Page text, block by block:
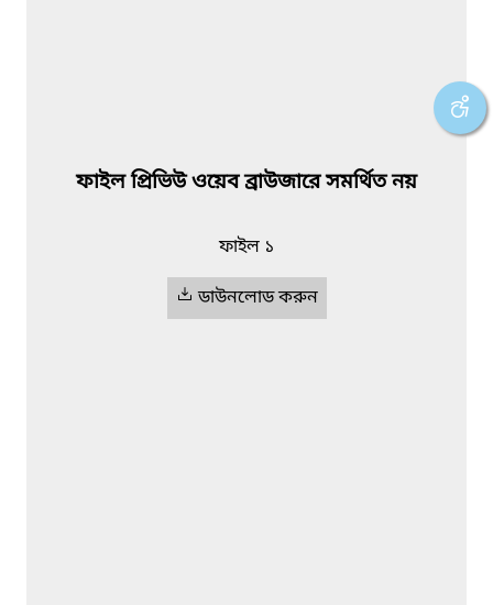
ফাইল প্রিভিউ ওয়েব ব্রাউজারে সমর্থিত নয়
ফাইল ১
ডাউনলোড করুন